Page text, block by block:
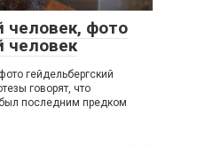
человек, фото
человек
гейдельбергский
говорят, что
последним предком